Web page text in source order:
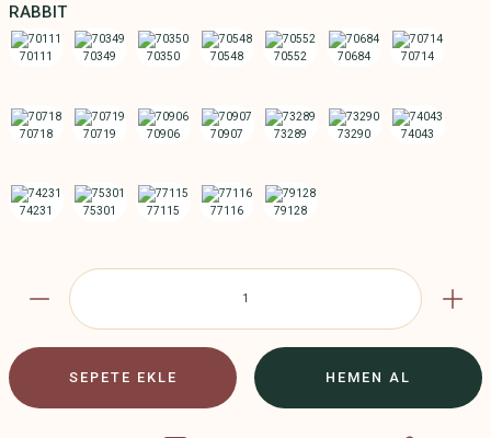
RABBIT
SEPETE EKLE HEMEN AL